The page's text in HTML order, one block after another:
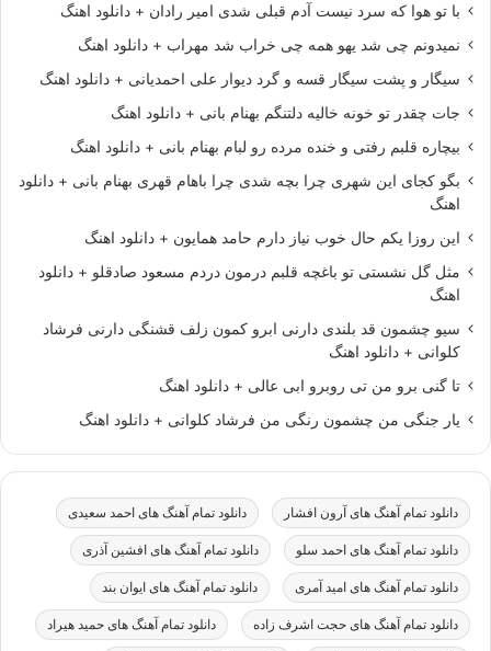
با تو هوا که سرد نیست آدم قبلی شدی امیر رادان + دانلود اهنگ
نمیدونم چی شد یهو همه چی خراب شد مهراب + دانلود اهنگ
سیگار و پشت سیگار قسه و گرد دیوار علی احمدیانی + دانلود اهنگ
جات چقدر تو خونه خالیه دلتنگم بهنام بانی + دانلود اهنگ
بیچاره قلبم رفتی و خنده مرده رو لبام بهنام بانی + دانلود اهنگ
بگو کجای این شهری چرا بچه شدی چرا باهام قهری بهنام بانی + دانلود
اهنگ
این روزا یکم حال خوب نیاز دارم حامد همایون + دانلود اهنگ
مثل گل نشستی تو باغچه قلبم درمون دردم مسعود صادقلو + دانلود
اهنگ
سیو چشمون قد بلندی دارنی ابرو کمون زلف قشنگی دارنی فرشاد
کلوانی + دانلود اهنگ
تا گنی برو من تی روبرو ابی عالی + دانلود اهنگ
یار جنگی من چشمون رنگی من فرشاد کلوانی + دانلود اهنگ
دانلود تمام آهنگ های آرون افشار دانلود تمام آهنگ های احمد سعیدی
دانلود تمام آهنگ های احمد سلو دانلود تمام آهنگ های افشین آذری
دانلود تمام آهنگ های امید آمری دانلود تمام آهنگ های ایوان بند
دانلود تمام آهنگ های حجت اشرف زاده دانلود تمام آهنگ های حمید هیراد